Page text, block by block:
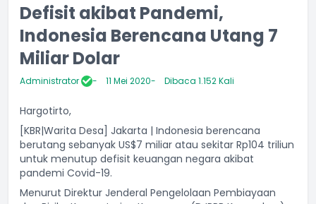
Defisit akibat Pandemi,
Indonesia Berencana Utang 7
Miliar Dolar
Administrator 11 Mei 2020 Dibaca 1.152 Kali
Hargotirto,
[KBR|Warita Desa] Jakarta | Indonesia berencana
berutang sebanyak US$7 miliar atau sekitar Rp104 triliun
untuk menutup defisit keuangan negara akibat
pandemi Covid-19.
Menurut Direktur Jenderal Pengelolaan Pembiayaan